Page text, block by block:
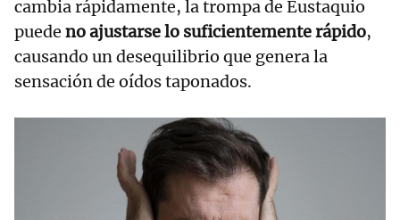
cambia rápidamente, la trompa de Eustaquio
puede no ajustarse lo suficientemente rápido,
causando un desequilibrio que genera la
sensación de oídos taponados.